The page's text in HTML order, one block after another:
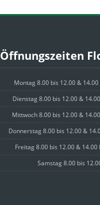
Öffnungszeiten
Montag 8.00 bis 12.00 &
Dienstag 8.00 bis 12.00 &
Mittwoch 8.00 bis 12.00 &
Donnerstag 8.00 bis 12.00 &
Freitag 8.00 bis 12.00 & 14.00
Samstag 8.00 bis